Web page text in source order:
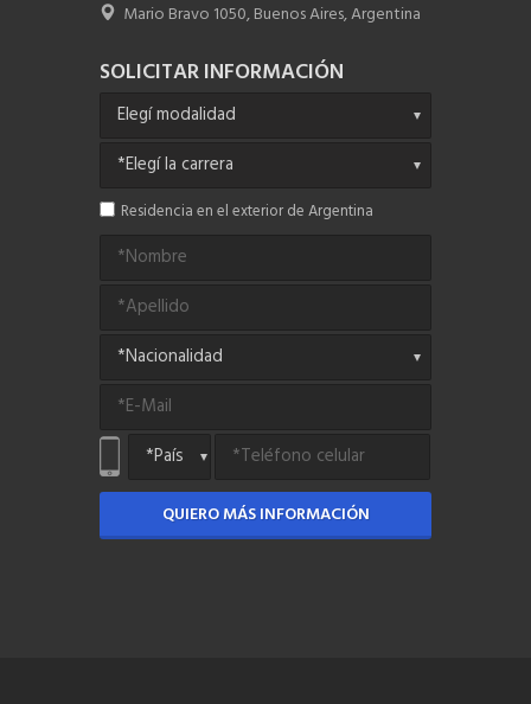
Mario Bravo 1050, Buenos Aires, Argentina
SOLICITAR INFORMACIÓN
Residencia en el exterior de Argentina
QUIERO MÁS INFORMACIÓN